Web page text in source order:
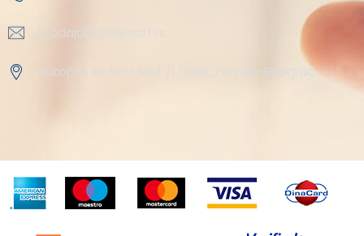
prodaja@steelsoft.rs
Autoput za Novi Sad 71 11080, Zemun-Beograd